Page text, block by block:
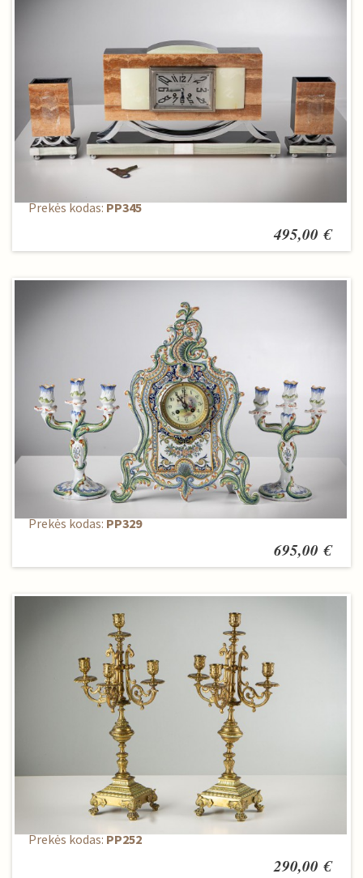
Pastatomas laikrodis + 2 žvakidės
Prekės kodas:PP345
495,00 €
Laikrodis + 2 žvakidės
Prekės kodas:PP329
695,00 €
Žvakidžių komplektas (2 vnt.)
Prekės kodas:PP252
290,00 €